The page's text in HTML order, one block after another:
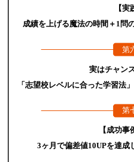
【実
成績を上げる魔法の時間＋1問
第
実はチャン
「志望校レベルに合った学習法
第
【成功事
3ヶ月で偏差値10UPを達成